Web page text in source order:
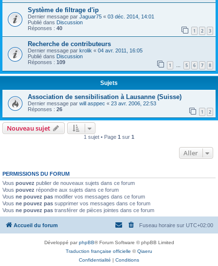
Système de filtrage d'ip
Dernier message par Jaguar75 « 03 déc. 2014, 14:01
Publié dans Discussion
Réponses : 40 1 2 3
Recherche de contributeurs
Dernier message par krolik « 04 avr. 2011, 16:05
Publié dans Discussion
Réponses : 109 1 … 5 6 7 8
Sujets
Association de sensibilisation à Lausanne (Suisse)
Dernier message par will asppec « 23 avr. 2006, 22:53
Réponses : 26 1 2
Nouveau sujet
1 sujet • Page 1 sur 1
Aller
PERMISSIONS DU FORUM
Vous pouvez publier de nouveaux sujets dans ce forum
Vous pouvez répondre aux sujets dans ce forum
Vous ne pouvez pas modifier vos messages dans ce forum
Vous ne pouvez pas supprimer vos messages dans ce forum
Vous ne pouvez pas transférer de pièces jointes dans ce forum
Accueil du forum Fuseau horaire sur UTC+02:00
Développé parphpBB® Forum Software © phpBB Limited
Traduction française officielle ©Qiaeru
Confidentialité | Conditions